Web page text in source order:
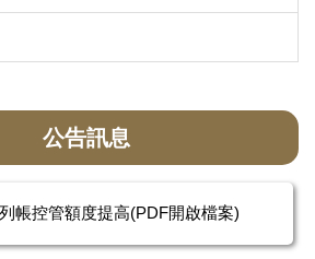
公告訊息
帳控管額度提高(PDF開啟檔案)